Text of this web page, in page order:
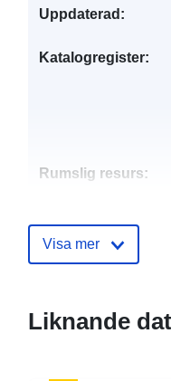
Uppdaterad:
Katalogregister:
Rumslig resurs:
Visa mer
Liknande